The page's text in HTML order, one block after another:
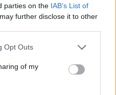
parties on the IAB’s List of
further disclose it to other
Opt Outs
of my